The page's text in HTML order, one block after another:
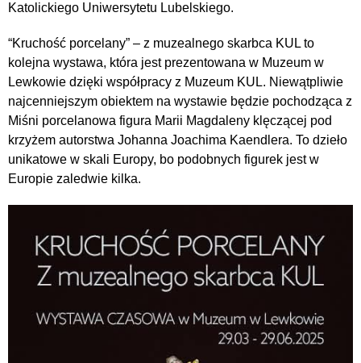
Katolickiego Uniwersytetu Lubelskiego.
“Kruchość porcelany” – z muzealnego skarbca KUL to
kolejna wystawa, która jest prezentowana w Muzeum w
Lewkowie dzięki współpracy z Muzeum KUL. Niewątpliwie
najcenniejszym obiektem na wystawie będzie pochodząca z
Miśni porcelanowa figura Marii Magdaleny klęczącej pod
krzyżem autorstwa Johanna Joachima Kaendlera. To dzieło
unikatowe w skali Europy, bo podobnych figurek jest w
Europie zaledwie kilka.